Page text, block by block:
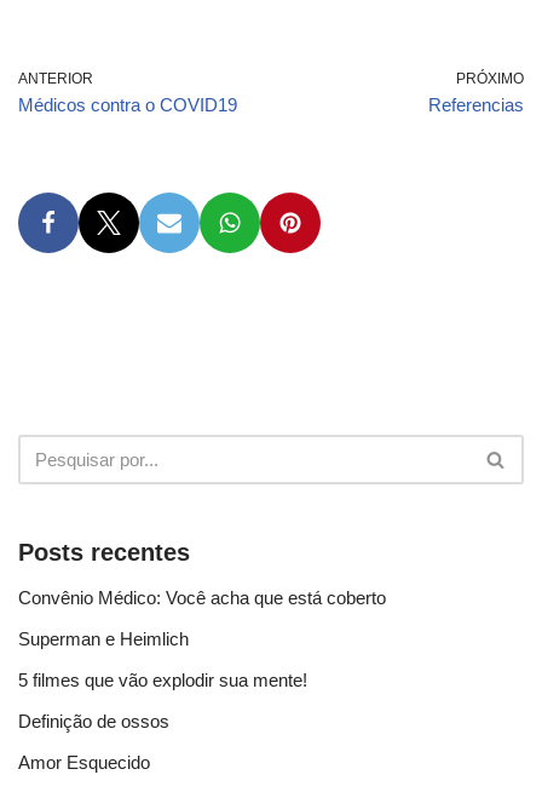
ANTERIOR
Médicos contra o COVID19
PRÓXIMO
Referencias
Posts recentes
Convênio Médico: Você acha que está coberto
Superman e Heimlich
5 filmes que vão explodir sua mente!
Definição de ossos
Amor Esquecido